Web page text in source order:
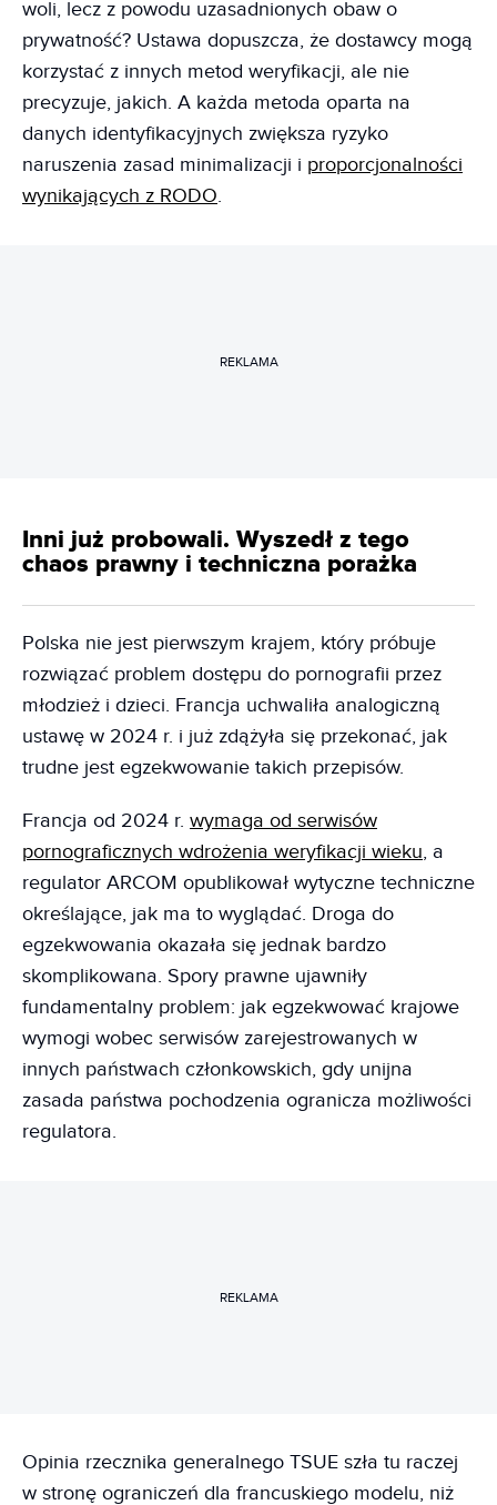
woli, lecz z powodu uzasadnionych obaw o
prywatność? Ustawa dopuszcza, że dostawcy mogą
korzystać z innych metod weryfikacji, ale nie
precyzuje, jakich. A każda metoda oparta na
danych identyfikacyjnych zwiększa ryzyko
naruszenia zasad minimalizacji i proporcjonalności
wynikających z RODO.
REKLAMA
Inni już probowali. Wyszedł z tego
chaos prawny i techniczna porażka
Polska nie jest pierwszym krajem, który próbuje
rozwiązać problem dostępu do pornografii przez
młodzież i dzieci. Francja uchwaliła analogiczną
ustawę w 2024 r. i już zdążyła się przekonać, jak
trudne jest egzekwowanie takich przepisów.
Francja od 2024 r. wymaga od serwisów
pornograficznych wdrożenia weryfikacji wieku, a
regulator ARCOM opublikował wytyczne techniczne
określające, jak ma to wyglądać. Droga do
egzekwowania okazała się jednak bardzo
skomplikowana. Spory prawne ujawniły
fundamentalny problem: jak egzekwować krajowe
wymogi wobec serwisów zarejestrowanych w
innych państwach członkowskich, gdy unijna
zasada państwa pochodzenia ogranicza możliwości
regulatora.
REKLAMA
Opinia rzecznika generalnego TSUE szła tu raczej
w stronę ograniczeń dla francuskiego modelu, niż